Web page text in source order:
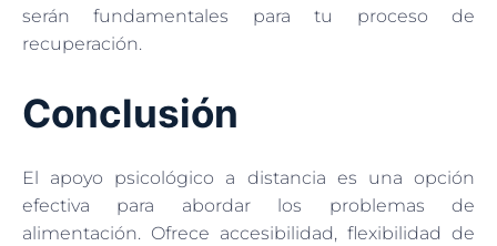
serán fundamentales para tu proceso de
recuperación.
Conclusión
El apoyo psicológico a distancia es una opción
efectiva para abordar los problemas de
alimentación. Ofrece accesibilidad, flexibilidad de